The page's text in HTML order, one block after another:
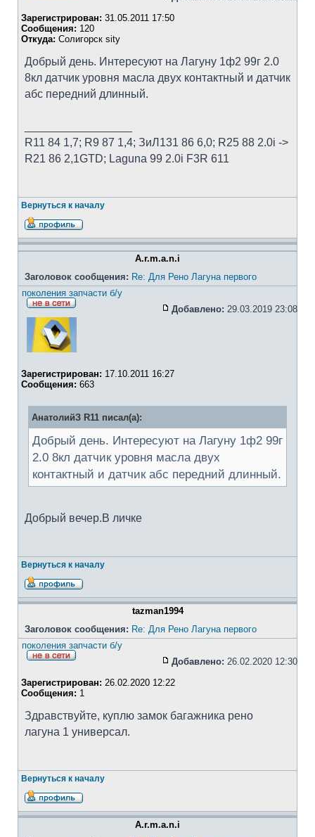
Зарегистрирован: 31.05.2011 17:50
Сообщения: 120
Откуда: Солигорск sity
Добрый день. Интересуют на Лагуну 1ф2 99г 2.0
8кл датчик уровня масла двух контактный и датчик
абс передний длинный.
R11 84 1,7; R9 87 1,4; ЗиЛ131 86 6,0; R25 88 2.0i ->
R21 86 2,1GTD; Laguna 99 2.0i F3R 611
Вернуться к началу
A.r.m.a.n.i
Заголовок сообщения: Re: Для Рено Лагуна первого
поколения запчасти б/у
Добавлено: 29.03.2019 23:08
Зарегистрирован: 17.10.2011 16:27
Сообщения: 663
АнатолийЗ R11 писал(а):
Добрый день. Интересуют на Лагуну 1ф2 99г
2.0 8кл датчик уровня масла двух
контактный и датчик абс передний длинный.
Добрый вечер.В личке
Вернуться к началу
tazman1994
Заголовок сообщения: Re: Для Рено Лагуна первого
поколения запчасти б/у
Добавлено: 26.02.2020 12:30
Зарегистрирован: 26.02.2020 12:22
Сообщения: 1
Здравствуйте, куплю замок багажника рено
лагуна 1 универсал.
Вернуться к началу
A.r.m.a.n.i